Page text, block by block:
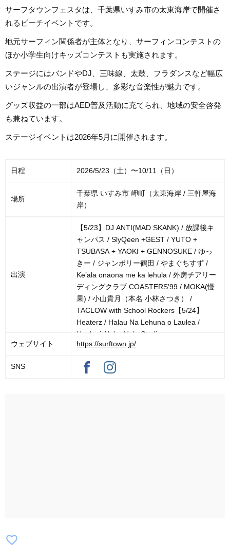
サーフタウンフェスタは、千葉県いすみ市の太東海岸で開催さ
れるビーチイベントです。
地元サーフィン関係者が主体となり、サーフィンコンテストの
ほか小学生向けキッズコンテストも実施されます。
ステージにはバンドやDJ、三味線、太鼓、フラダンスなど幅広
いジャンルの出演者が登場し、多彩な音楽性が魅力です。
グッズ収益の一部はAED普及活動に充てられ、地域の安全啓発
も兼ねています。
ステージイベントは2026年5月に開催されます。
日程 2026/5/23（土）〜10/11（日）
場所
千葉県 いすみ市 岬町（太東海岸 / 三軒屋海
岸）
出演
【5/23】DJ ANTI(MAD SKANK) / 放課後キ
ャンパス / SlyQeen +GEST / YUTO +
TSUBASA + YAOKI + GENNOSUKE / ゆっ
きー / ジャンボリー鶴田 / やまぐちすず /
Ke’ala onaona me ka lehula / 外房チアリー
ディングクラブ COASTERS’99 / MOKA(慢
果) / 小山貴月（本名 小林さつき） /
TACLOW with School Rockers【5/24】
Heaterz / Halau Na Lehuna o Laulea /
Haulani Aloha Hula Studio
ウェブサイト
https://surftown.jp/
SNS
favorite_border